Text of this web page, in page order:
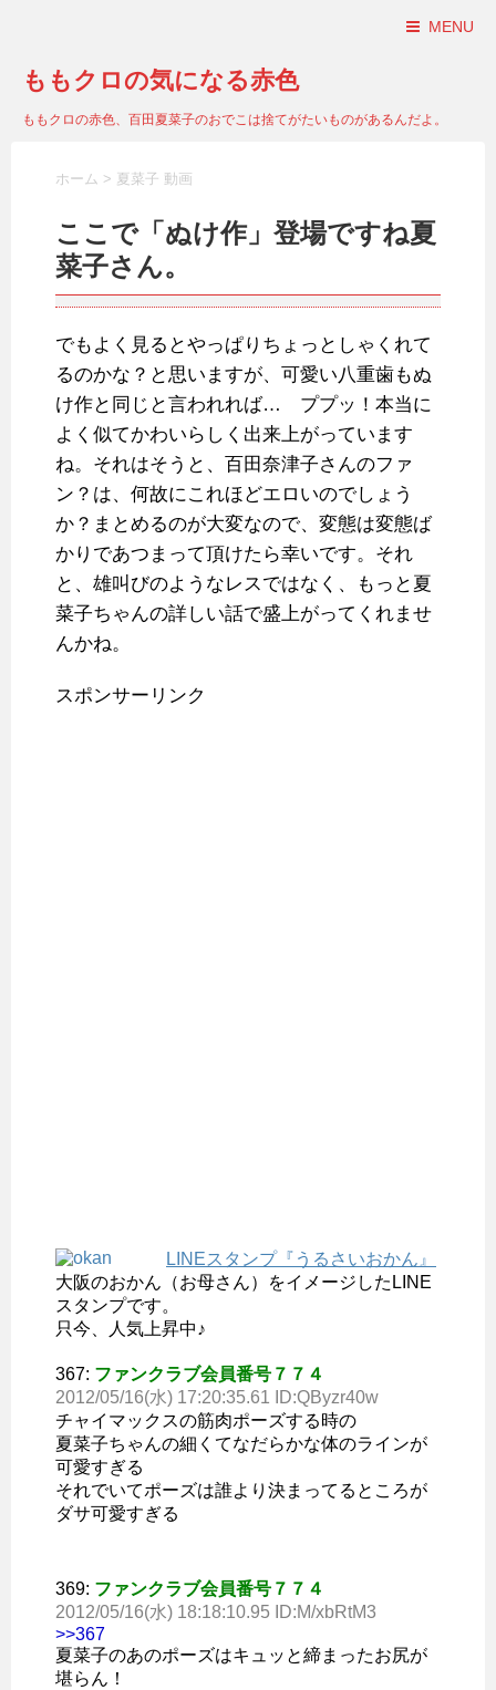
MENU
ももクロの気になる赤色
ももクロの赤色、百田夏菜子のおでこは捨てがたいものがあるんだよ。
ホーム > 夏菜子 動画
ここで「ぬけ作」登場ですね夏
菜子さん。
でもよく見るとやっぱりちょっとしゃくれて
るのかな？と思いますが、可愛い八重歯もぬ
け作と同じと言われれば… ププッ！本当に
よく似てかわいらしく出来上がっています
ね。それはそうと、百田奈津子さんのファ
ン？は、何故にこれほどエロいのでしょう
か？まとめるのが大変なので、変態は変態ば
かりであつまって頂けたら幸いです。それ
と、雄叫びのようなレスではなく、もっと夏
菜子ちゃんの詳しい話で盛上がってくれませ
んかね。
スポンサーリンク
LINEスタンプ『うるさいおかん』
大阪のおかん（お母さん）をイメージしたLINE
スタンプです。
只今、人気上昇中♪
367: ファンクラブ会員番号７７４
2012/05/16(水) 17:20:35.61 ID:QByzr40w
チャイマックスの筋肉ポーズする時の
夏菜子ちゃんの細くてなだらかな体のラインが
可愛すぎる
それでいてポーズは誰より決まってるところが
ダサ可愛すぎる
369: ファンクラブ会員番号７７４
2012/05/16(水) 18:18:10.95 ID:M/xbRtM3
>>367
夏菜子のあのポーズはキュッと締まったお尻が
堪らん！